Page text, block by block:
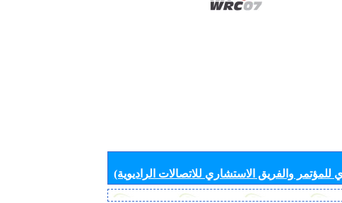
والفريق الاستشاري للاتصالات الراديوية)